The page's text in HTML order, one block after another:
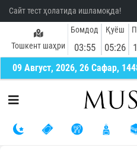
Сайт тест ҳолатида ишламоқда!
Тошкент шаҳри
Бомдод
03:55
Қуёш
05:26
09 Август, 2026, 26 Сафар,